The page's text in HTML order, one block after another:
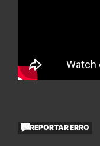
REPORTAR ERRO